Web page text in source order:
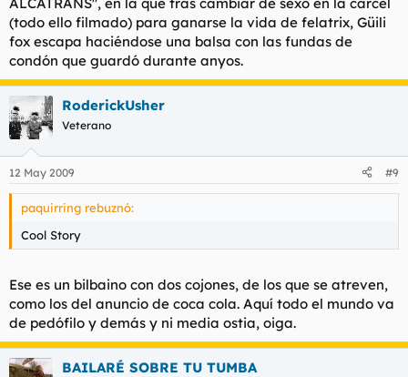
(todo ello filmado) para ganarse la vida de felatrix, Güili
fox escapa haciéndose una balsa con las fundas de
condón que guardó durante anyos.
RoderickUsher
Veterano
12 May 2009 #9
paquirring rebuznó:
Cool Story
Ese es un bilbaino con dos cojones, de los que se atreven,
como los del anuncio de coca cola. Aquí todo el mundo va
de pedófilo y demás y ni media ostia, oiga.
BAILARÉ SOBRE TU TUMBA